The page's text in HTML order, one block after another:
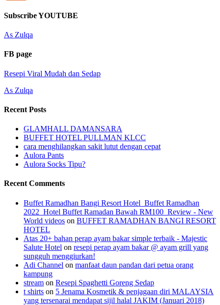
Channel
Feed
Subscribe YOUTUBE
As Zulqa
FB page
Resepi Viral Mudah dan Sedap
As Zulqa
Recent Posts
GLAMHALL DAMANSARA
BUFFET HOTEL PULLMAN KLCC
cara menghilangkan sakit lutut dengan cepat
Aulora Pants
Aulora Socks Tipu?
Recent Comments
Buffet Ramadhan Bangi Resort Hotel_Buffet Ramadhan
2022_Hotel Buffet Ramadan Bawah RM100_Review - New
World videos on BUFFET RAMADHAN BANGI RESORT
HOTEL
Atas 20+ bahan perap ayam bakar simple terbaik - Majestic
Salute Hotel on resepi perap ayam bakar @ ayam grill yang
sungguh menggiurkan!
Adi Channel on manfaat daun pandan dari petua orang
kampung
stream on Resepi Spaghetti Goreng Sedap
t shirts on 5 Jenama Kosmetik & penjagaan diri MALAYSIA
yang tersenarai mendapat sijil halal JAKIM (Januari 2018)